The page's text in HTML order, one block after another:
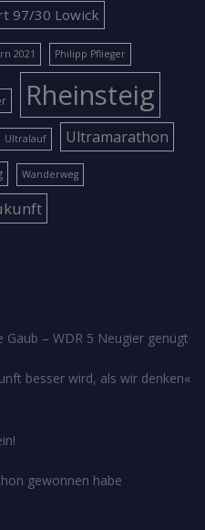
97/30 Lowick
2021 Philipp Pflieger
Rheinsteig
Ultralauf Ultramarathon
Wanderweg
– WDR 5 Neugier genügt
besser wird, als wir denken«
gewonnen habe